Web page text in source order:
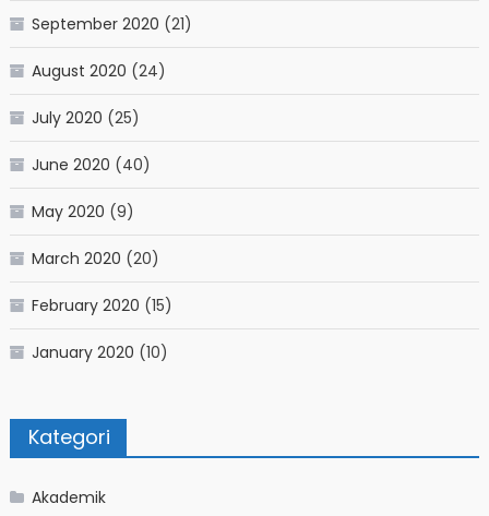
September 2020 (21)
August 2020 (24)
July 2020 (25)
June 2020 (40)
May 2020 (9)
March 2020 (20)
February 2020 (15)
January 2020 (10)
Kategori
Akademik